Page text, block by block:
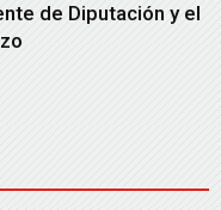
de Diputación y el